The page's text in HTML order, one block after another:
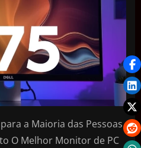
a Maioria das Pessoas
O Melhor Monitor de PC